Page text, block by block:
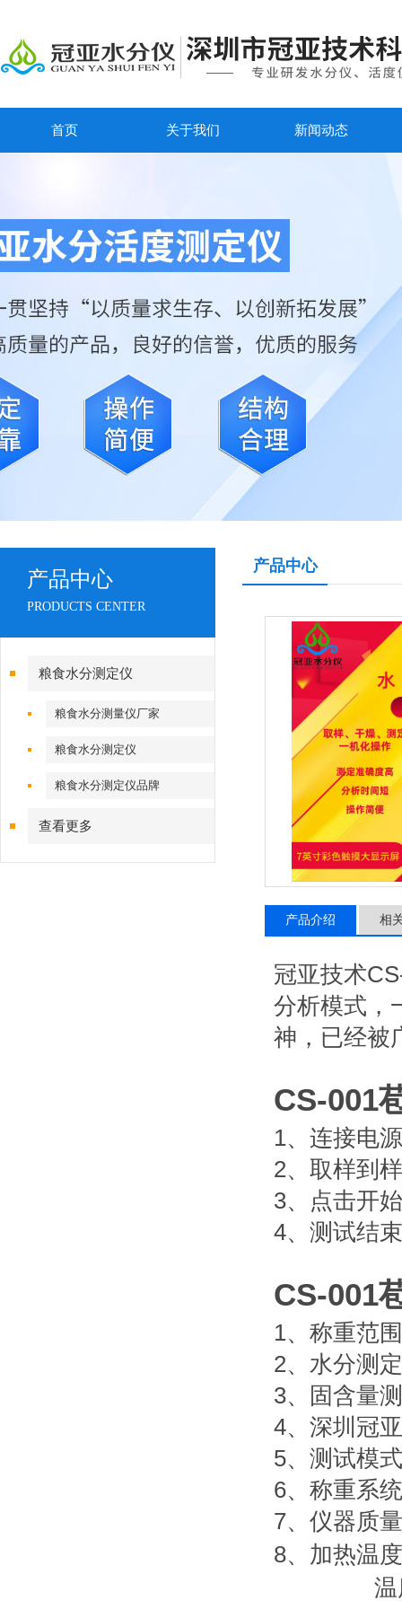
首页 关于我们 新闻动态
产品中心
PRODUCTS CENTER
粮食水分测定仪
粮食水分测量仪厂家
粮食水分测定仪
粮食水分测定仪品牌
查看更多
产品中心
产品介绍 相
冠亚技术
分析模式，
神，已经被
CS-001
1、连接电
2、取样到
3、点击开
4、测试结
CS-001
1、称重范
2、水分测
3、固含量
4、深圳冠
5、测试模
6、称重系
7、仪器质
8、加热温